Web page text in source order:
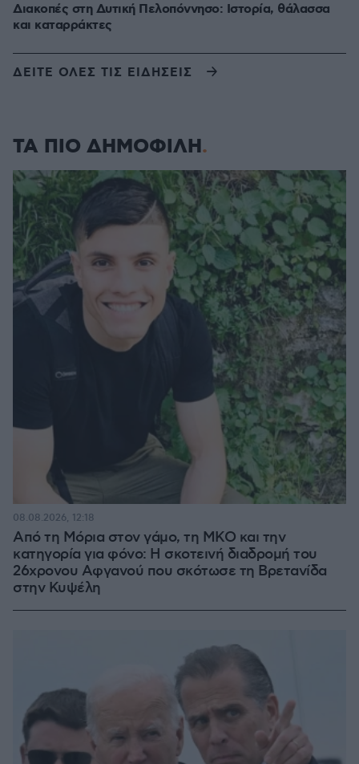
Διακοπές στη Δυτική Πελοπόννησο: Ιστορία, θάλασσα
και καταρράκτες
ΔΕΙΤΕ ΟΛΕΣ ΤΙΣ ΕΙΔΗΣΕΙΣ
ΤΑ ΠΙΟ ΔΗΜΟΦΙΛΗ
Από τη Μόρια στον γάμο, τη ΜΚΟ και την
κατηγορία για φόνο: Η σκοτεινή διαδρομή του
26χρονου Αφγανού που σκότωσε τη Βρετανίδα
στην Κυψέλη
08.08.2026, 12:18